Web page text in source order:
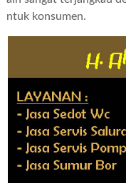
ntuk konsumen.